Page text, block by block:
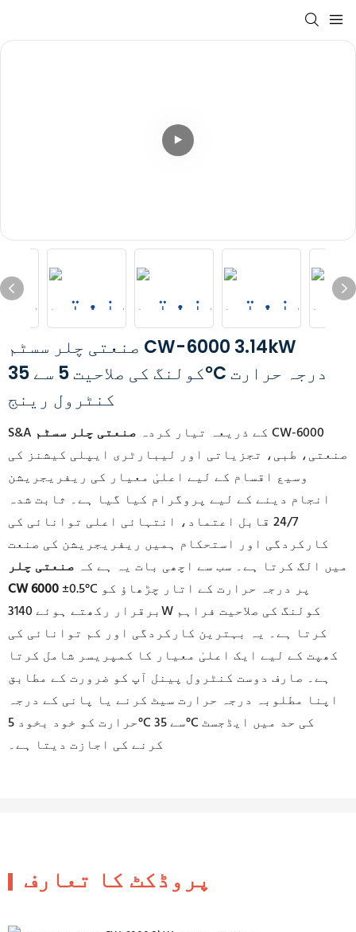
صنعتی چلر سسٹم CW-6000 3.14kW
کولنگ کی صلاحیت 5 سے 35°C درجہ حرارت
کنٹرول رینج
S&A کے ذریعہ تیار کردہ صنعتی چلر سسٹم
CW-6000
صنعتی، طبی، تجزیاتی اور لیبارٹری ایپلی کیشنز کی
وسیع اقسام کے لیے اعلیٰ معیار کی ریفریجریشن
انجام دینے کے لیے پروگرام کیا گیا ہے۔ ثابت شدہ
24/7 قابل اعتماد، انتہائی اعلی توانائی کی
کارکردگی اور استحکام ہمیں ریفریجریشن کی صنعت
میں الگ کرتا ہے۔ سب سے اچھی بات یہ ہے کہ صنعتی چلر
CW 6000±0.5°C پر درجہ حرارت کے اتار چڑھاؤ کو
برقرار رکھتے ہوئے 3140W کولنگ کی صلاحیت فراہم
کرتا ہے۔ یہ بہترین کارکردگی اور کم توانائی کی
کھپت کے لیے ایک اعلیٰ معیار کا کمپریسر شامل کرتا
ہے۔ صارف دوست کنٹرول پینل آپ کو ضرورت کے مطابق
اپنا مطلوبہ درجہ حرارت سیٹ کرنے یا پانی کے درجہ
حرارت کو خود بخود 5°C سے 35°C کی حد میں ایڈجسٹ
کرنے کی اجازت دیتا ہے۔
پروڈکٹ کا تعارف